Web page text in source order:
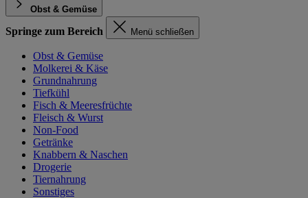
Obst & Gemüse
Springe zum Bereich Menü schließen
Obst & Gemüse
Molkerei & Käse
Grundnahrung
Tiefkühl
Fisch & Meeresfrüchte
Fleisch & Wurst
Non-Food
Getränke
Knabbern & Naschen
Drogerie
Tiernahrung
Sonstiges